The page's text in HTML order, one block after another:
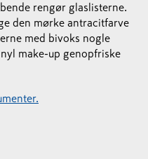
rengør glaslisterne.
den mørke antracitfarve
med bivoks nogle
make-up genopfriske